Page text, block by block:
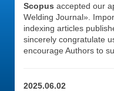
Scopus accepted our
Welding Journal».
indexing articles
sincerely congratulate
encourage Authors to
2025.06.02